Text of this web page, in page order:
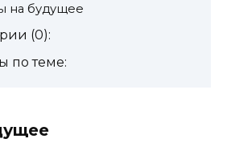
на будущее
(0):
по теме: